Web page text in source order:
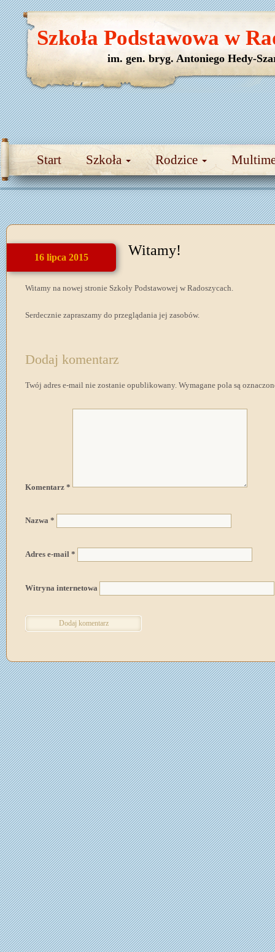
Start Szkoła Rodzice
Szkoła Podstawowa w
im. gen. bryg. Antoniego Hedy-
16 lipca 2015 Witamy!
Witamy na nowej stronie Szkoły Podstawowej w Radoszycach.
Serdecznie zapraszamy do przeglądania jej zasobów.
Dodaj komentarz
Twój adres e-mail nie zostanie opublikowany. Wymagane pola są
Komentarz *
Nazwa *
Adres e-mail *
Witryna internetowa